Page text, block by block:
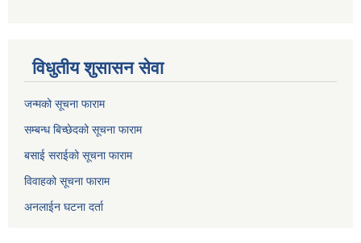
विधुतीय शुसासन सेवा
जन्मको सूचना फाराम
सम्बन्ध बिच्छेदको सूचना फाराम
बसाई सराईको सूचना फाराम
विवाहको सूचना फाराम
अनलाईन घटना दर्ता